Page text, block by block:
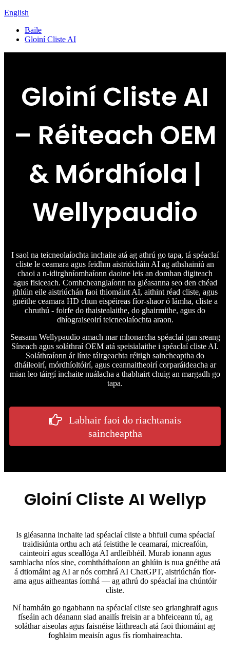
English
Baile
Gloiní Cliste AI
Gloiní Cliste AI
– Réiteach OEM
& Mórdhíola |
Wellypaudio
I saol na teicneolaíochta inchaite atá ag athrú go tapa, tá spéaclaí
cliste le ceamara agus feidhm aistriúcháin AI ag athshainiú an
chaoi a n-idirghníomhaíonn daoine leis an domhan digiteach
agus fisiceach. Comhcheanglaíonn na gléasanna seo den chéad
ghlúin eile aistriúchán faoi thiomáint AI, aithint réad cliste, agus
gnéithe ceamara HD chun eispéireas fíor-shaor ó lámha, cliste a
chruthú - foirfe do thaistealaithe, do ghairmithe, agus do
dhíograiseoirí teicneolaíochta araon.
Seasann Wellypaudio amach mar mhonarcha spéaclaí gan sreang
Síneach agus soláthraí OEM atá speisialaithe i spéaclaí cliste AI.
Soláthraíonn ár línte táirgeachta réitigh saincheaptha do
dháileoirí, mórdhíoltóirí, agus ceannaitheoirí corparáideacha ar
mian leo táirgí inchaite nuálacha a thabhairt chuig an margadh go
tapa.
Labhair faoi do riachtanais
saincheaptha
Gloiní Cliste AI Wellyp
Is gléasanna inchaite iad spéaclaí cliste a bhfuil cuma spéaclaí
traidisiúnta orthu ach atá feistithe le ceamaraí, micreafóin,
cainteoirí agus sceallóga AI ardleibhéil. Murab ionann agus
samhlacha níos sine, comhtháthaíonn an ghlúin is nua gnéithe atá
á dtiomáint ag AI ar nós comhrá AI ChatGPT, aistriúchán fíor-
ama agus aitheantas íomhá — ag athrú do spéaclaí ina chúntóir
cliste.
Ní hamháin go ngabhann na spéaclaí cliste seo grianghraif agus
físeáin ach déanann siad anailís freisin ar a bhfeiceann tú, ag
soláthar aiseolas agus faisnéise láithreach atá faoi thiomáint ag
foghlaim meaisín agus fís ríomhaireachta.